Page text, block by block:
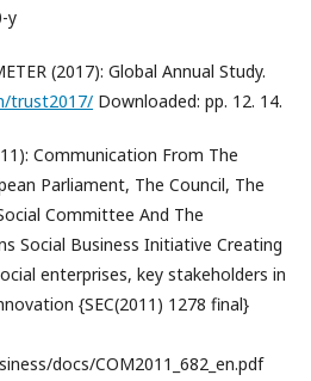
y
(2017): Global Annual Study.
trust2017/ Downloaded: pp. 12. 14.
Communication From The
Parliament, The Council, The
Committee And The
Social Business Initiative Creating
enterprises, key stakeholders in
{SEC(2011) 1278 final}
docs/COM2011_682_en.pdf